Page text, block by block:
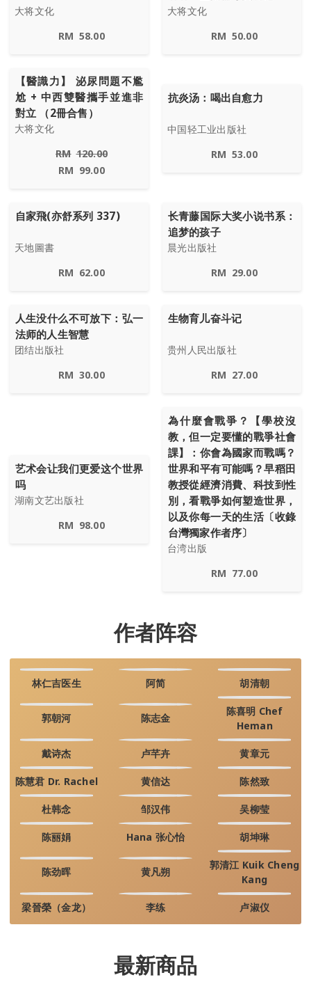
大将文化
RM 58.00
大将文化
RM 50.00
【醫識力】 泌尿問題不尷
尬 + 中西雙醫攜手並進非
對立 （2冊合售）
大将文化
RM 120.00
RM 99.00
抗炎汤：喝出自愈力
中国轻工业出版社
RM 53.00
自家飛(亦舒系列 337)
天地圖書
RM 62.00
长青藤国际大奖小说书系：
追梦的孩子
晨光出版社
RM 29.00
人生没什么不可放下：弘一
法师的人生智慧
团结出版社
RM 30.00
生物育儿奋斗记
贵州人民出版社
RM 27.00
艺术会让我们更爱这个世界
吗
湖南文艺出版社
RM 98.00
為什麼會戰爭？【學校沒
教，但一定要懂的戰爭社會
課】：你會為國家而戰嗎？
世界和平有可能嗎？早稻田
教授從經濟消費、科技到性
別，看戰爭如何塑造世界，
以及你每一天的生活〔收錄
台灣獨家作者序〕
台湾出版
RM 77.00
作者阵容
林仁吉医生 阿简 胡清朝
郭朝河 陈志金
陈喜明 Chef
Heman
戴诗杰 卢芊卉 黄章元
陈慧君 Dr. Rachel 黄信达 陈然致
杜韩念 邹汉伟 吴柳莹
陈丽娟 Hana 张心怡 胡坤琳
陈劲晖 黄凡朔
郭清江 Kuik Cheng
Kang
梁晉榮（金龙） 李练 卢淑仪
最新商品